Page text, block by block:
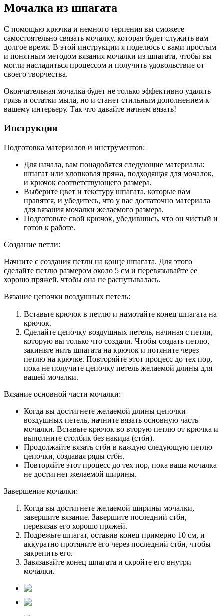
Мочалка из шпагата
С помощью крючка и немного терпения вы сможете
самостоятельно связать мочалку, которая будет служить вам
долгое время. В этой инструкции я поделюсь с вами простым
и понятным методом вязания мочалки из шпагата, чтобы вы
могли насладиться процессом и получить удовольствие от
своего творчества.
Окончательная мочалка будет не только эффективно удалять
грязь и остатки мыла, но и станет стильным дополнением к
вашему интерьеру. Так что давайте начнем вязать!
Инструкция
Подготовка материалов и инструментов:
Для начала, вам понадобятся следующие материалы:
шпагат или хлопковая пряжа, подходящая для мочалок,
и крючок соответствующего размера.
Выберите цвет и текстуру шпагата, которые вам
нравятся, и убедитесь, что у вас достаточно материала
для вязания мочалки желаемого размера.
Подготовьте свой крючок, убедившись, что он чистый и
готов к работе.
Создание петли:
Начните с создания петли на конце шпагата. Для этого
сделайте петлю размером около 5 см и перевязывайте ее
хорошо пряжей, чтобы она не распутывалась.
Вязание цепочки воздушных петель:
Вставьте крючок в петлю и намотайте конец шпагата на
крючок.
Сделайте цепочку воздушных петель, начиная с петли,
которую вы только что создали. Чтобы создать петлю,
закиньте нить шпагата на крючок и потяните через
петлю на крючке. Повторяйте этот процесс до тех пор,
пока не получите цепочку петель желаемой длины для
вашей мочалки.
Вязание основной части мочалки:
Когда вы достигнете желаемой длины цепочки
воздушных петель, начните вязать основную часть
мочалки. Вставьте крючок во вторую петлю от крючка и
выполните столбик без накида (стбн).
Продолжайте вязать стбн в каждую следующую петлю
цепочки, создавая ряды стбн.
Повторяйте этот процесс до тех пор, пока ваша мочалка
не достигнет желаемой ширины.
Завершение мочалки:
Когда вы достигнете желаемой ширины мочалки,
завершите вязание. Завершите последний стбн,
перевязав его хорошо пряжей.
Подрежьте шпагат, оставив конец примерно 10 см, и
аккуратно протяните его через последний стбн, чтобы
закрепить его.
Завязавайте конец шпагата и скройте его внутри
мочалки.